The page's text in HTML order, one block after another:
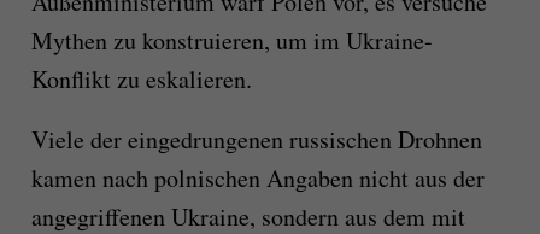
Mythen zu konstruieren, um im Ukraine-
Konflikt zu eskalieren.
Viele der eingedrungenen russischen Drohnen
kamen nach polnischen Angaben nicht aus der
angegriffenen Ukraine, sondern aus dem mit